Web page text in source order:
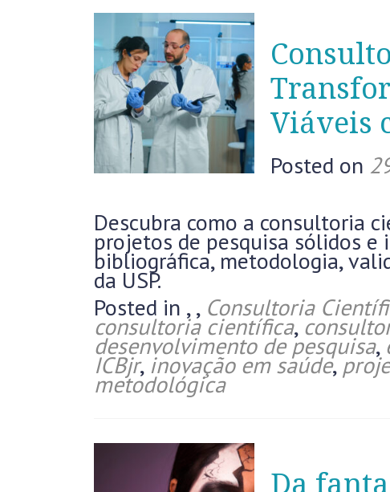
Viáveis
Posted on
Descubra como a consultoria
projetos de pesquisa sólidos e
bibliográfica, metodologia,
da USP.
Posted in ,, Consultoria
consultoria científica,
desenvolvimento de pesquisa,
ICBjr, inovação em saúde,
metodológica
Da